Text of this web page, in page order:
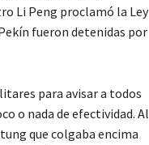
Li Peng proclamó la Ley
fueron detenidas por
para avisar a todos
o nada de efectividad. Al
que colgaba encima